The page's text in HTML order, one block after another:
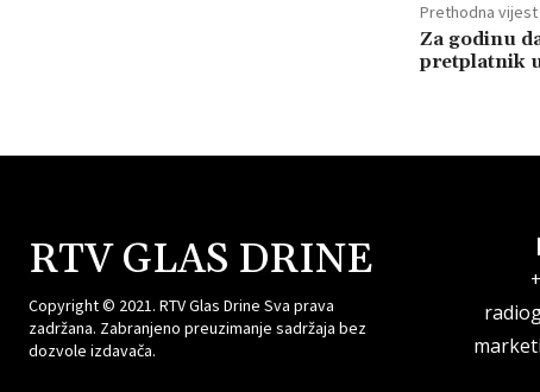
Prethodna vijest
Za godinu
pretplatnik
RTV GLAS DRINE
Copyright © 2021. RTV Glas Drine Sva prava
zadržana. Zabranjeno preuzimanje sadržaja bez
dozvole izdavača.